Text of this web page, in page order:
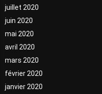
juillet 2020
juin 2020
mai 2020
avril 2020
mars 2020
février 2020
janvier 2020